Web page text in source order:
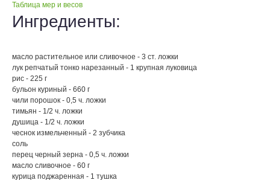
Таблица мер и весов
Ингредиенты:
масло растительное или сливочное - 3 ст. ложки
лук репчатый тонко нарезанный - 1 крупная луковица
рис - 225 г
бульон куриный - 660 г
чили порошок - 0,5 ч. ложки
тимьян - 1/2 ч. ложки
душица - 1/2 ч. ложки
чеснок измельченный - 2 зубчика
соль
перец черный зерна - 0,5 ч. ложки
масло сливочное - 60 г
курица поджаренная - 1 тушка